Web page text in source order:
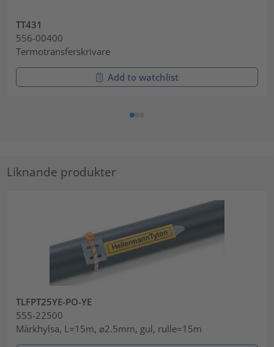
TT431
556-00400
Termotransferskrivare
Add to watchlist
Liknande produkter
TLFPT25YE-PO-YE
555-22500
Märkhylsa, L=15m, ⌀2.5mm, gul, rulle=15m